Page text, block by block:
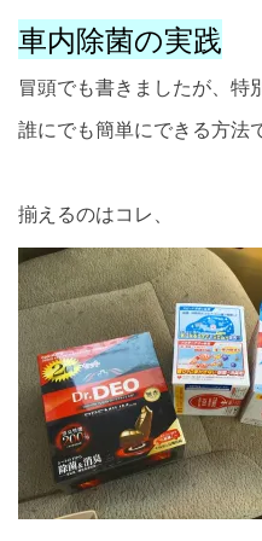
車内除菌の実践
冒頭でも書きましたが、特
誰にでも簡単にできる方法
揃えるのはコレ、